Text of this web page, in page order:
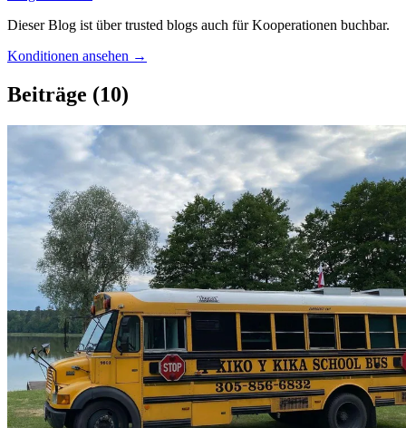
Dieser Blog ist über trusted blogs auch für Kooperationen buchbar.
Konditionen ansehen →
Beiträge (10)